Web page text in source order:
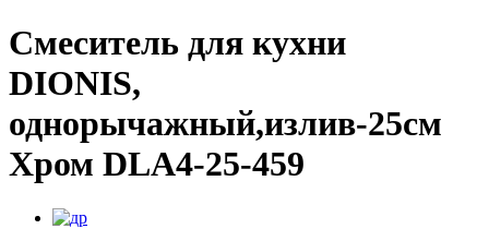
Смеситель для кухни
DIONIS,
однорычажный,излив-25см
Хром DLA4-25-459